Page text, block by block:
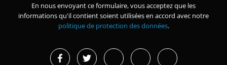
En nous envoyant ce formulaire, vous acceptez que les
informations qu'il contient soient utilisées en accord avec notre
politique de protection des données.